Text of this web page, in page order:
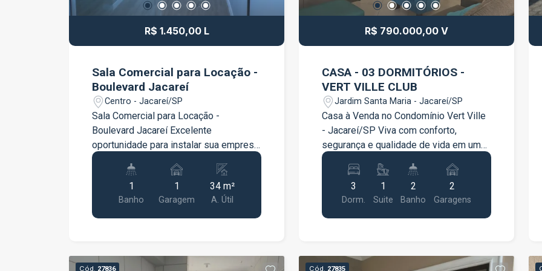
comodidade para clientes e
conheça este excelente espaço
R$ 1.450,00 L
Sala Comercial para Locação -
Boulevard Jacareí
Centro - Jacareí/SP
Sala Comercial para Locação -
Boulevard Jacareí Excelente
oportunidade para instalar sua empresa
em um dos empreendimentos
comerciais mais bem localizados de
oferecendo um espaço funcional e
versátil para diversos tipos de
de garagem, proporcionando mais
1
Banho
1
Garagem
34 m²
A. Útil
R$ 790.000,00 V
CASA - 03 DORMITÓRIOS -
VERT VILLE CLUB
Jardim Santa Maria - Jacareí/SP
Casa à Venda no Condomínio Vert Ville
- Jacareí/SP Viva com conforto,
segurança e qualidade de vida em um
dos condomínios mais desejados de
Jacareí! Esta excelente residência foi
projetada para oferecer ambientes
amplos, funcionais e perfeitos para
toda a família. Características do
Cozinha planejada, moderna e funcional
3
Dorm.
1
Suite
2
Banho
2
Garagens
Cód. 27836 Cód. 27835